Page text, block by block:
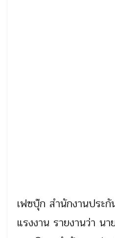
เฟซบุ๊ก สำนักงานประ
แรงงาน รายงานว่า น